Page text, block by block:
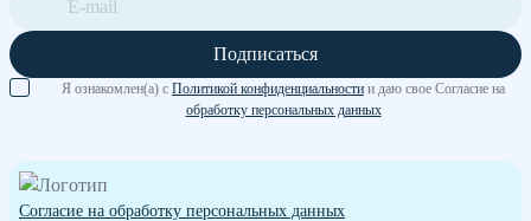
Подписаться
Я ознакомлен(а) с Политикой конфиденциальности и даю свое Согласие на
обработку персональных данных
Согласие на обработку персональных данных